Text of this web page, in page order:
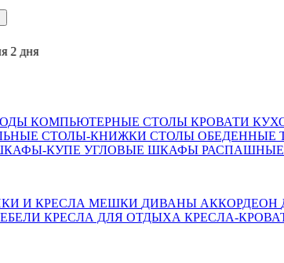
КОМПЬЮТЕРНЫЕ СТОЛЫ КРОВАТИ
СТОЛЫ-КНИЖКИ СТОЛЫ ОБЕДЕННЫЕ
КУПЕ УГЛОВЫЕ ШКАФЫ РАСПАШНЫЕ
И КРЕСЛА МЕШКИ ДИВАНЫ АККОРДЕОН
КРЕСЛА ДЛЯ ОТДЫХА КРЕСЛА-